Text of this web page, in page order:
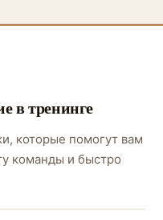
в тренинге
которые помогут вам
команды и быстро